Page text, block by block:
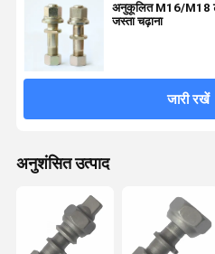
अनुकूलित M16/M18
जस्ता चढ़ाना
जारी रखें
अनुशंसित उत्पाद